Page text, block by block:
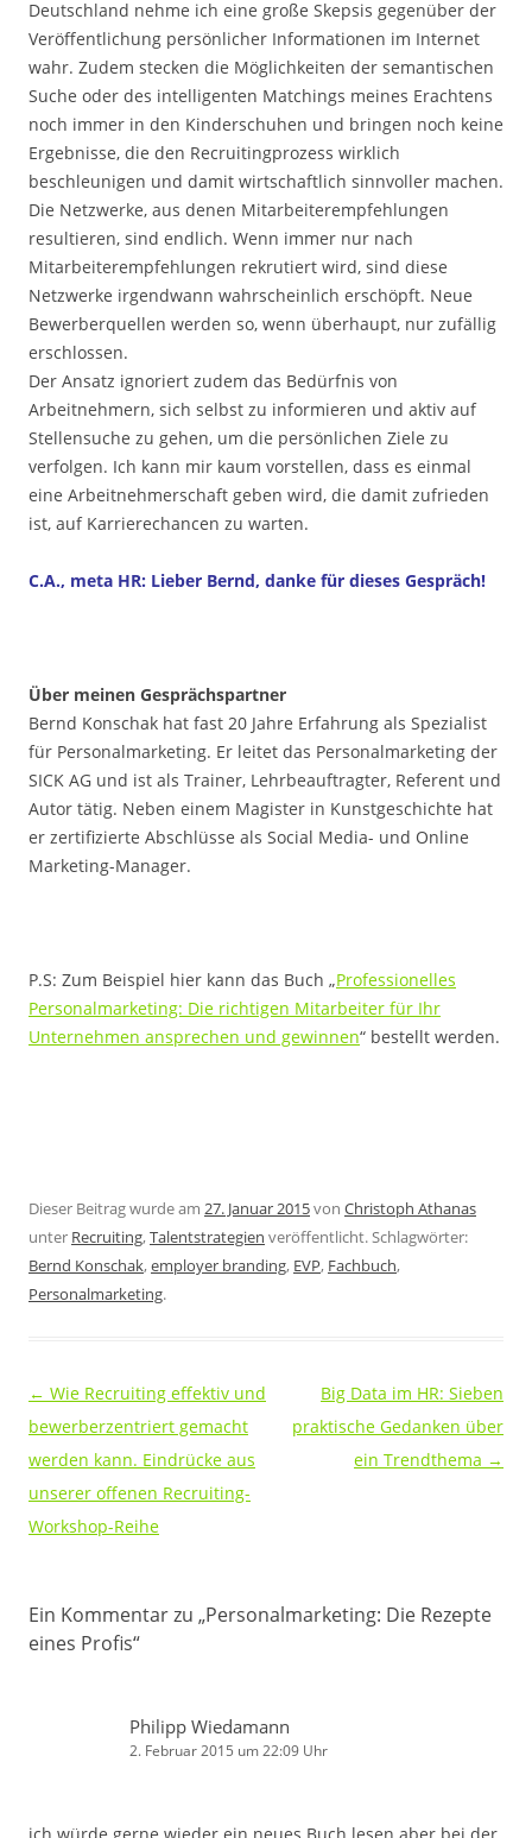
Deutschland nehme ich eine große Skepsis gegenüber der
Veröffentlichung persönlicher Informationen im Internet
wahr. Zudem stecken die Möglichkeiten der semantischen
Suche oder des intelligenten Matchings meines Erachtens
noch immer in den Kinderschuhen und bringen noch keine
Ergebnisse, die den Recruitingprozess wirklich
beschleunigen und damit wirtschaftlich sinnvoller machen.
Die Netzwerke, aus denen Mitarbeiterempfehlungen
resultieren, sind endlich. Wenn immer nur nach
Mitarbeiterempfehlungen rekrutiert wird, sind diese
Netzwerke irgendwann wahrscheinlich erschöpft. Neue
Bewerberquellen werden so, wenn überhaupt, nur zufällig
erschlossen.
Der Ansatz ignoriert zudem das Bedürfnis von
Arbeitnehmern, sich selbst zu informieren und aktiv auf
Stellensuche zu gehen, um die persönlichen Ziele zu
verfolgen. Ich kann mir kaum vorstellen, dass es einmal
eine Arbeitnehmerschaft geben wird, die damit zufrieden
ist, auf Karrierechancen zu warten.
C.A., meta HR: Lieber Bernd, danke für dieses Gespräch!
Über meinen Gesprächspartner
Bernd Konschak hat fast 20 Jahre Erfahrung als Spezialist
für Personalmarketing. Er leitet das Personalmarketing der
SICK AG und ist als Trainer, Lehrbeauftragter, Referent und
Autor tätig. Neben einem Magister in Kunstgeschichte hat
er zertifizierte Abschlüsse als Social Media- und Online
Marketing-Manager.
P.S: Zum Beispiel hier kann das Buch „Professionelles
Personalmarketing: Die richtigen Mitarbeiter für Ihr
Unternehmen ansprechen und gewinnen“ bestellt werden.
Dieser Beitrag wurde am 27. Januar 2015von Christoph Athanas
unter Recruiting,Talentstrategien veröffentlicht. Schlagwörter:
Bernd Konschak,employer branding, EVP, Fachbuch,
Personalmarketing.
Beitragsnavigation
← Wie Recruiting effektiv und
bewerberzentriert gemacht
werden kann. Eindrücke aus
unserer offenen Recruiting-
Workshop-Reihe
Big Data im HR: Sieben
praktische Gedanken über
ein Trendthema →
Ein Kommentar zu „Personalmarketing: Die Rezepte
eines Profis“
Philipp Wiedamann
2. Februar 2015 um 22:09 Uhr